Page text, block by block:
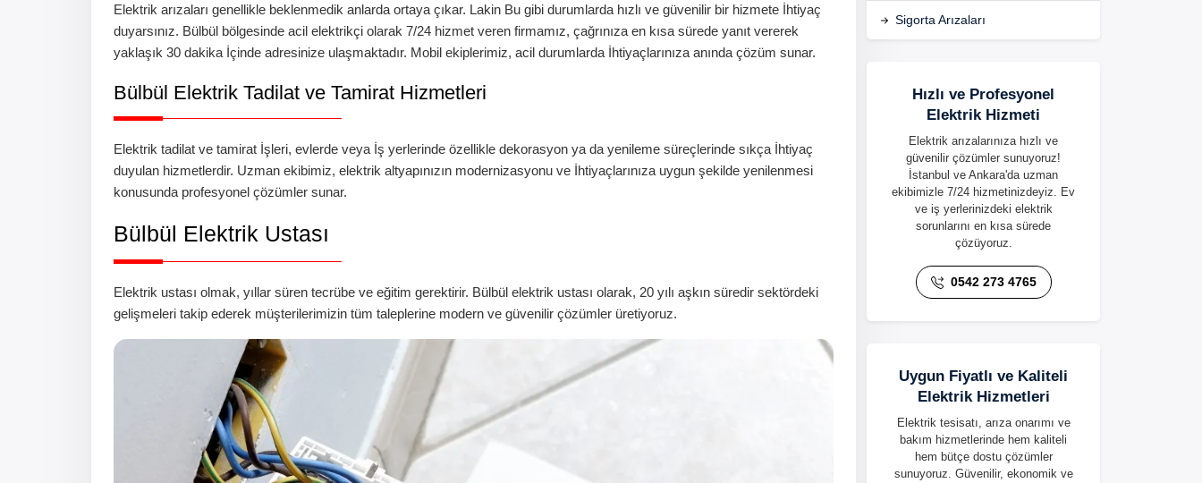
Elektrik arızaları genellikle beklenmedik anlarda ortaya çıkar. Lakin Bu gibi durumlarda hızlı ve güvenilir bir hizmete İhtiyaç
duyarsınız. Bülbül bölgesinde acil elektrikçi olarak 7/24 hizmet veren firmamız, çağrınıza en kısa sürede yanıt vererek
yaklaşık 30 dakika İçinde adresinize ulaşmaktadır. Mobil ekiplerimiz, acil durumlarda İhtiyaçlarınıza anında çözüm sunar.
Bülbül Elektrik Tadilat ve Tamirat Hizmetleri
Elektrik tadilat ve tamirat İşleri, evlerde veya İş yerlerinde özellikle dekorasyon ya da yenileme süreçlerinde sıkça İhtiyaç
duyulan hizmetlerdir. Uzman ekibimiz, elektrik altyapınızın modernizasyonu ve İhtiyaçlarınıza uygun şekilde yenilenmesi
konusunda profesyonel çözümler sunar.
Bülbül Elektrik Ustası
Elektrik ustası olmak, yıllar süren tecrübe ve eğitim gerektirir. Bülbül elektrik ustası olarak, 20 yılı aşkın süredir sektördeki
gelişmeleri takip ederek müşterilerimizin tüm taleplerine modern ve güvenilir çözümler üretiyoruz.
Sigorta Arızaları
Hızlı ve Profesyonel
Elektrik Hizmeti
Elektrik arızalarınıza hızlı ve
güvenilir çözümler sunuyoruz!
İstanbul ve Ankara'da uzman
ekibimizle 7/24 hizmetinizdeyiz. Ev
ve iş yerlerinizdeki elektrik
sorunlarını en kısa sürede
çözüyoruz.
0542 273 4765
Uygun Fiyatlı ve Kaliteli
Elektrik Hizmetleri
Elektrik tesisatı, arıza onarımı ve
bakım hizmetlerinde hem kaliteli
hem bütçe dostu çözümler
sunuyoruz. Güvenilir, ekonomik ve